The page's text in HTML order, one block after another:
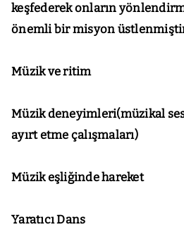
keşfederek onların
önemli bir misyon
Müzik ve ritim
Müzik deneyimleri(müzikal
ayırt etme çalışmaları)
Müzik eşliğinde hareket
Yaratıcı Dans